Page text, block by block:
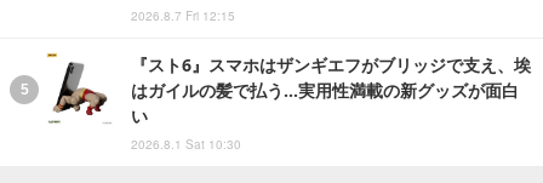
2026.8.7 Fri 12:15
『スト6』スマホはザンギエフがブリッジで支え、埃
はガイルの髪で払う…実用性満載の新グッズが面白
い
2026.8.1 Sat 10:30